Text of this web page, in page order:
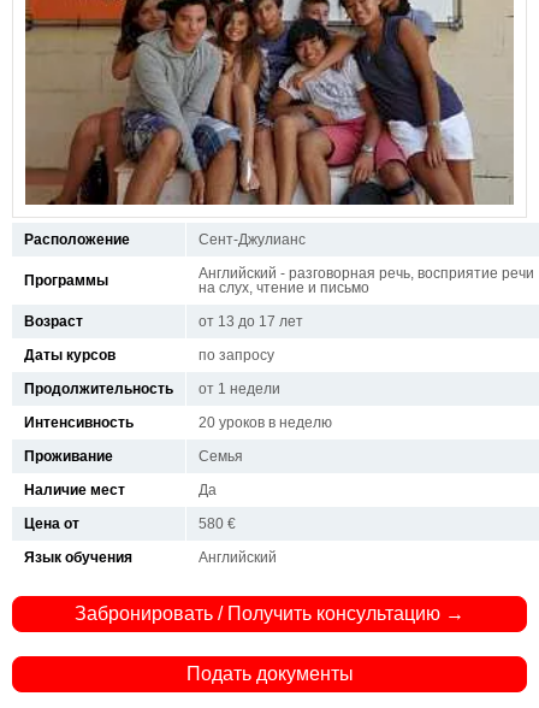
Расположение Сент-Джулианс
Программы
Английский - разговорная речь, восприятие речи
на слух, чтение и письмо
Возраст
от 13 до 17 лет
Даты курсов
по запросу
Продолжительность
от 1 недели
Интенсивность
20 уроков в неделю
Проживание
Семья
Наличие мест
Да
Цена от
580 €
Язык обучения
Английский
Забронировать / Получить консультацию →
Подать документы